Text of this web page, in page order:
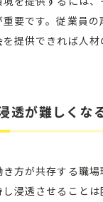
要です。従業員の
を提供できれば人
透が難しくな
方が共存する職
浸透させることは